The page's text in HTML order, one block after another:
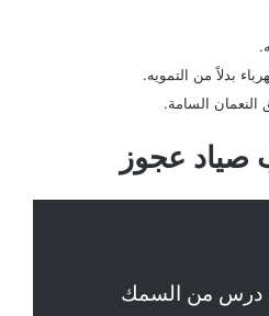
بدلاً من التمويه.
السامة.
صياد عجوز
درس من السمك